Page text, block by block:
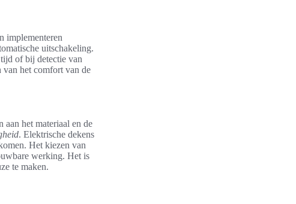
implementeren
uitschakeling.
of bij detectie van
van het comfort van de
aan het materiaal en de
. Elektrische dekens
Het kiezen van
werking. Het is
te maken.